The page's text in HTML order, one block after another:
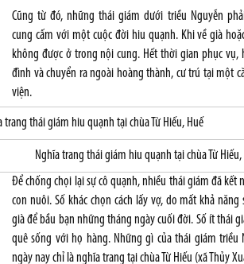
Cũng từ đó, những thái giám dưới triều Nguyễn
cung cấm với một cuộc đời hiu quạnh. Khi về già
không được ở trong nội cung. Hết thời gian phục vụ,
đình và chuyển ra ngoài hoàng thành, cư trú tại một
viện.
Nghĩa trang thái giám hiu quạnh tại chùa Từ Hiếu,
Để chống chọi lại sự cô quạnh, nhiều thái giám đã kết
con nuôi. Số khác chọn cách lấy vợ, do mất khả
già để bầu bạn những tháng ngày cuối đời. Số ít thái
quê sống với họ hàng. Những gì của thái giám triều
ngày nay chỉ là nghĩa trang tại chùa Từ Hiếu (xã Thủy